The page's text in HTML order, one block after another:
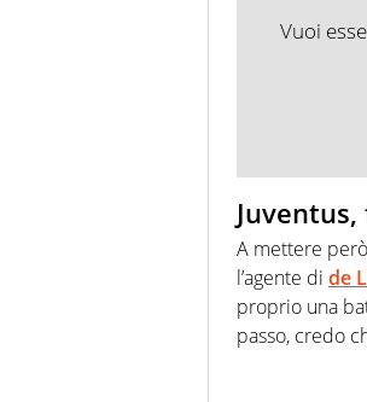
Vuoi
A mettere
l’agente di de
proprio una
passo, credo